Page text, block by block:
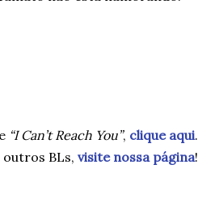
“I Can’t Reach You”, clique aqui.
BLs, visite nossa página!